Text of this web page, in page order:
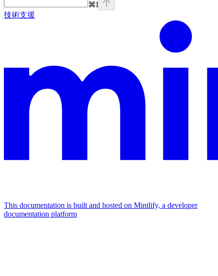
⌘I
技術支援
This documentation is built and hosted on Mintlify, a developer
documentation platform